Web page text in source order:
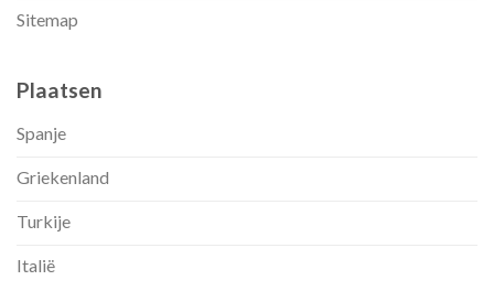
Sitemap
Plaatsen
Spanje
Griekenland
Turkije
Italië